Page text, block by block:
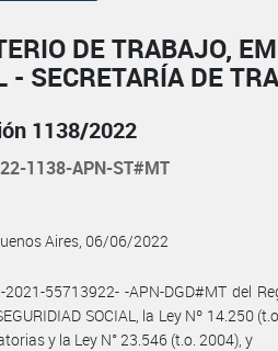
DE TRABAJO,
- SECRETARÍA DE
1138/2022
1138-APN-ST#MT
Aires, 06/06/2022
2021-55713922- -APN-DGD#MT del
SOCIAL, la Ley Nº 14.250
y la Ley N° 23.546 (t.o. 2004), y